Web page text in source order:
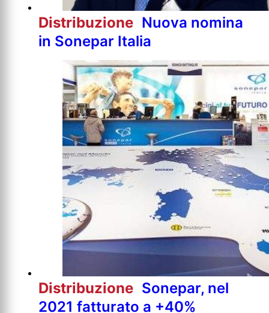
Distribuzione Nuova nomina
in Sonepar Italia
Distribuzione Sonepar, nel
2021 fatturato a +40%